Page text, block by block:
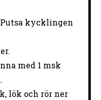
kycklingen
med 1 msk
lök och rör ner